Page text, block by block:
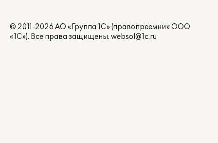
© 2011-2026 АО «Группа 1С» (правопреемник ООО
«1С»). Все права защищены. websol@1c.ru